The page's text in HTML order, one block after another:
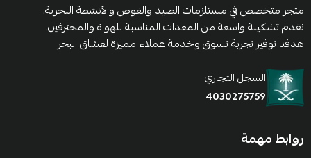
متجر متخصص في مستلزمات الصيد والغوص والأنشطة البحرية.
نقدم تشكيلة واسعة من المعدات المناسبة للهواة والمحترفين.
هدفنا توفير تجربة تسوق وخدمة عملاء مميزة لعشاق البحر
السجل التجاري
4030275759
روابط مهمة